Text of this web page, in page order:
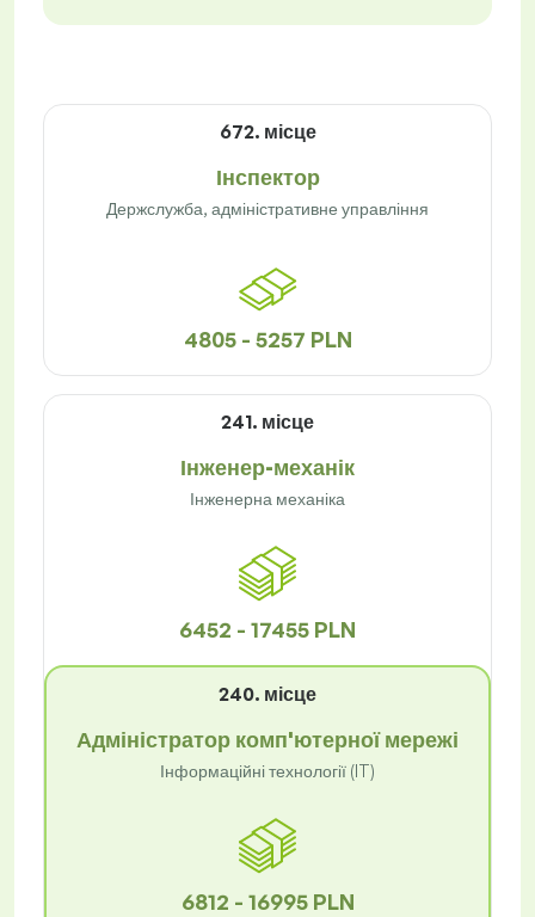
672. місце
Інспектор
Держслужба, адміністративне управління
4805 - 5257 PLN
241. місце
Інженер-механік
Інженерна механіка
6452 - 17455 PLN
240. місце
Адміністратор комп'ютерної мережі
Інформаційні технології (IT)
6812 - 16995 PLN